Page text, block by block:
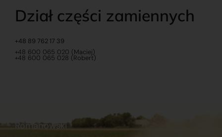
Dział części zamiennych
+48 89 762 17 39
+48 600 065 020 (Maciej)
+48 600 065 028 (Robert)
Romanowski